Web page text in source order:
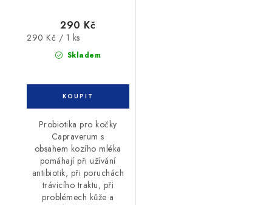
Skladem
290 Kč
Měrná
290 Kč / 1 ks
Probiotika pro kočky
Capraverum s
obsahem kozího mléka
pomáhají při užívání
antibiotik, při poruchách
trávicího traktu, při
problémech kůže a